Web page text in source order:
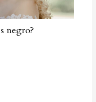
negro?